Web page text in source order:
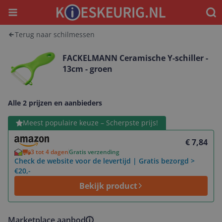
Menu
Terug naar schilmessen
FACKELMANN Ceramische Y-schiller -
13cm - groen
Alle 2 prijzen en aanbieders
Meest populaire keuze – Scherpste prijs!
€ 7,84
3 tot 4 dagenGratis verzending
Check de website voor de levertijd | Gratis bezorgd >
€20,-
Bekijk product
Bekijk product